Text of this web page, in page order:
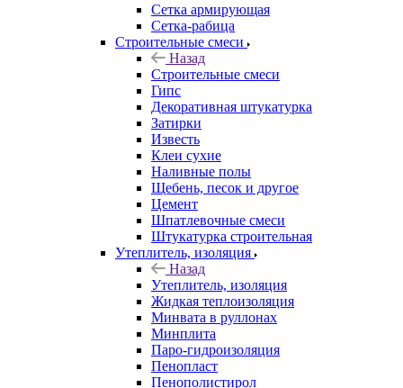
Сетка армирующая
Сетка-рабица
Строительные смеси
Назад
Строительные смеси
Гипс
Декоративная штукатурка
Затирки
Известь
Клеи сухие
Наливные полы
Щебень, песок и другое
Цемент
Шпатлевочные смеси
Штукатурка строительная
Утеплитель, изоляция
Назад
Утеплитель, изоляция
Жидкая теплоизоляция
Минвата в руллонах
Минплита
Паро-гидроизоляция
Пенопласт
Пенополистирол